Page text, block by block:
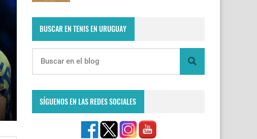
BUSCAR EN TENIS EN URUGUAY
SÍGUENOS EN LAS REDES SOCIALES